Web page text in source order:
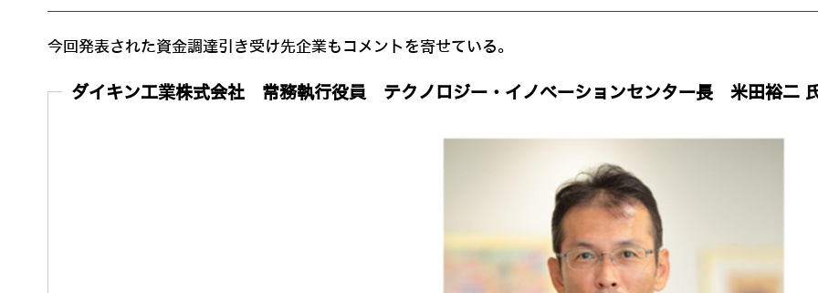
今回発表された資金調達引き受け先企業もコメントを寄せている。
ダイキン工業株式会社 常務執行役員 テクノロジー・イノベーションセンター長 米田裕二